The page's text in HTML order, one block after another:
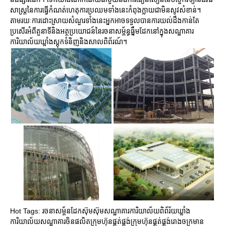
សាស្ត្រនៃការធ្វើកំណត់ហេតុការប្រឈមទាំងនេះកំពុងក្លាយជាមិនសូវសំខាន់។
តាមរយៈការដោះស្រាយសំណួរទាំងនេះអ្នកអាចទទួលបានការយល់ដឹងកាន់តែ
ប្រសើរអំពីតួនាទីនិងអត្ថប្រយោជន៍នៃរចនាសម្ព័ន្ធធ្នឹមដែកនៅក្នុងសណ្ឋាគារ
ការិយាល័យឃ្លាំងស្តុកទំនិញនិងសាលពិព័រណ៍។
Hot Tags: រចនាសម្ព័នដែកស៊ុមស៊ុមសណ្ឋាគារការិយាល័យពិព័រ័យឃ្លាំង
ការិយាល័យសណ្ឋាគារចិនផលិតក្រុមហ៊ុនផ្គត់ផ្គង់ក្រុមហ៊ុនផ្គត់ផ្គង់រោងចក្រមាន